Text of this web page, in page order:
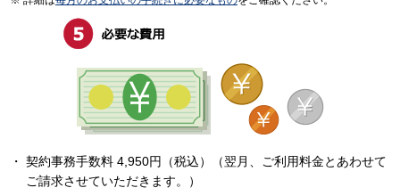
契約事務手数料 4,950円（税込）（翌月、ご利用料金とあわせて
ご請求させていただきます。）